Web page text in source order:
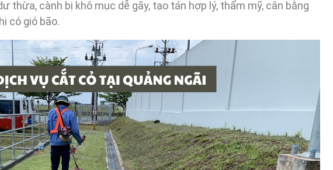
thừa, cành bị khô mục dễ gãy, tạo tán hợp lý, thẩm mỹ, cân bằng
có gió bão.